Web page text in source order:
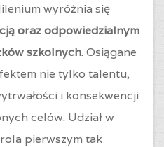
wyróżnia się
oraz odpowiedzialnym
szkolnych. Osiągane
nie tylko talentu,
i konsekwencji
celów. Udział w
pierwszym tak